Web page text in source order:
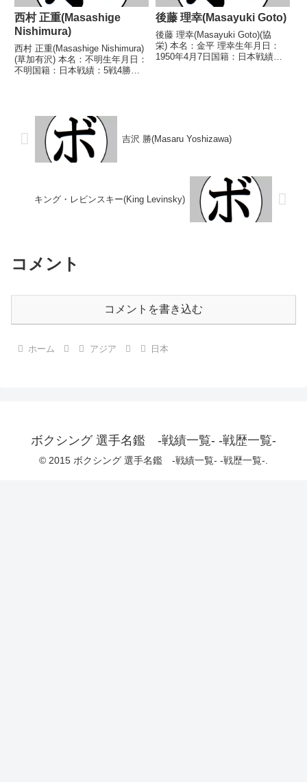
西村 正重(Masashige
Nishimura)
西村 正重(Masashige Nishimura)
(草加有沢) 本名：不明生年月日：
不明国籍：日本戦績：5戦4勝
際)1981/09/17 ○2RK...
後藤 理幸(Masayuki Goto)
後藤 理幸(Masayuki Goto)(協
栄) 本名：金平 理幸生年月日：
1950年4月7日国籍：日本戦績：
吉沢 勝(Masaru Yoshizawa)
キング・レビンスキー(King Levinsky)
コメント
コメントを書き込む
ホーム アジア 日本
ボクシング 選手名鑑 -戦績一覧- -戦歴一覧-
© 2015 ボクシング 選手名鑑 -戦績一覧- -戦歴一覧-.